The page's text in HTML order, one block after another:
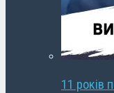
11 років